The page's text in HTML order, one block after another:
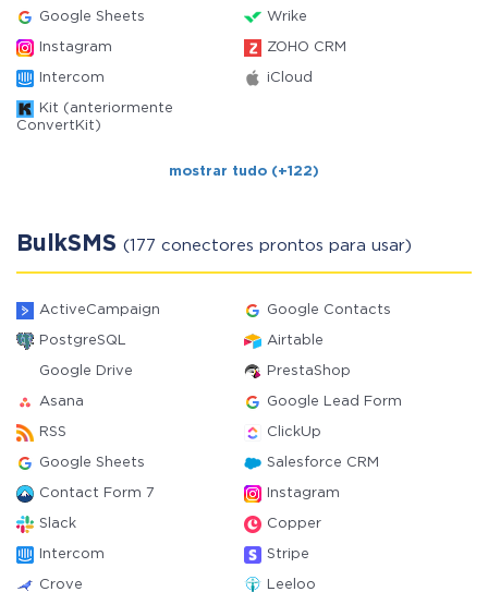
Google Sheets Wrike
Instagram ZOHO CRM
Intercom iCloud
Kit (anteriormente
ConvertKit)
mostrar tudo (+122)
BulkSMS (177 conectores prontos para usar)
ActiveCampaign Google Contacts
PostgreSQL Airtable
Google Drive PrestaShop
Asana Google Lead Form
RSS ClickUp
Google Sheets Salesforce CRM
Contact Form 7 Instagram
Slack Copper
Intercom Stripe
Crove Leeloo